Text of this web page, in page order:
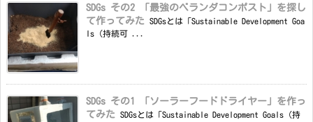
SDGs その2 「最強のベランダコンポスト」を探し
て作ってみた
SDGsとは「Sustainable Development Goa
ls（持続可 ...
SDGs その1 「ソーラーフードドライヤー」を作っ
てみた
SDGsとは「Sustainable Development Goals（持